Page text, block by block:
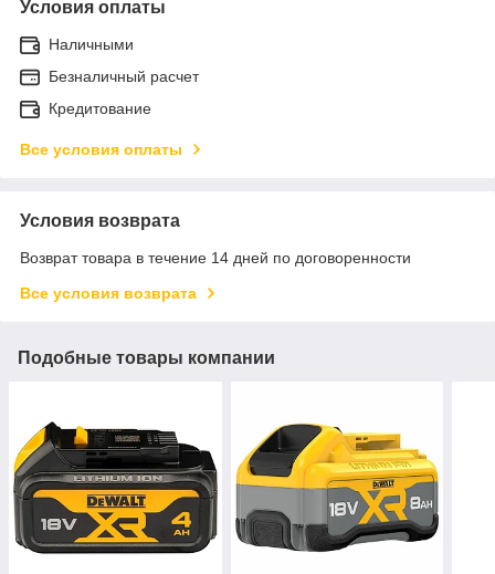
Условия оплаты
Наличными
Безналичный расчет
Кредитование
Все условия оплаты
Условия возврата
Возврат товара в течение 14 дней по договоренности
Все условия возврата
Подобные товары компании